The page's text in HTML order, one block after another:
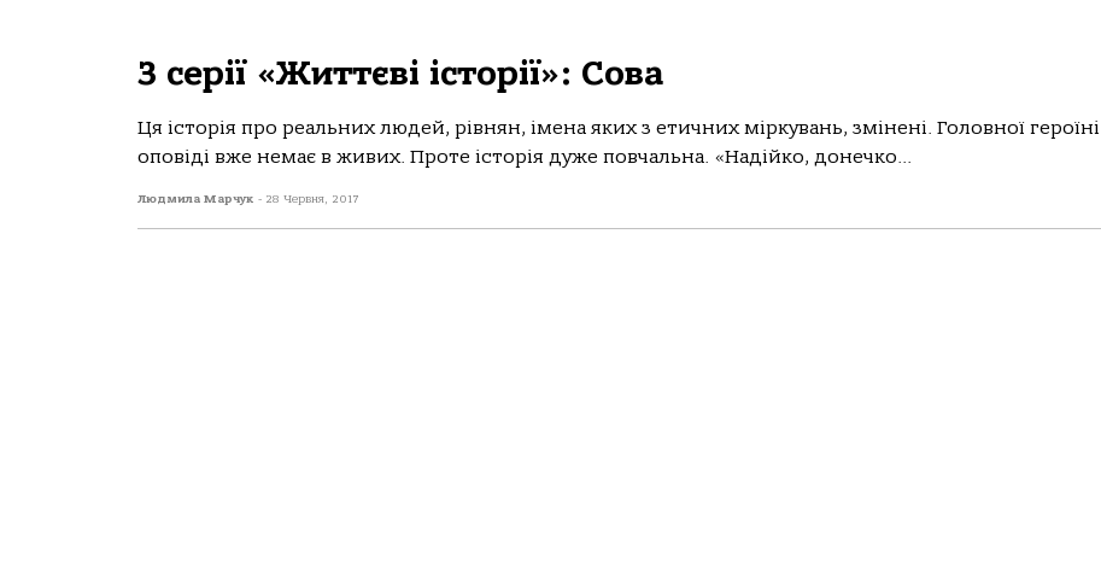
З серії «Життєві історії»: Сова
Ця історія про реальних людей, рівнян, імена яких з етичних міркувань, змінені. Головної героїні
оповіді вже немає в живих. Проте історія дуже повчальна. «Надійко, донечко...
Людмила Марчук - 28 Червня, 2017